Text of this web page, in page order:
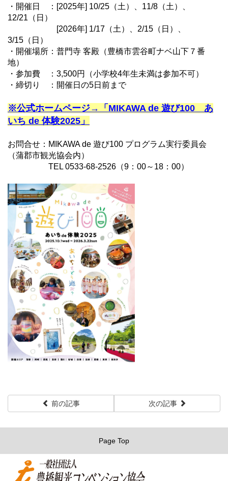
・開催日 ：[2025年] 10/25（土）、11/8（土）、
12/21（日）
[2026年] 1/17（土）、2/15（日）、
3/15（日）
・開催場所：普門寺 客殿（豊橋市雲谷町ナベ山下７番
地）
・参加費 ：3,500円（小学校4年生未満は参加不可）
・締切り ：開催日の5日前まで
※公式ホームページ→「MIKAWA de 遊び100 あ
いち de 体験2025」
お問合せ：MIKAWA de 遊び100 プログラム実行委員会
（蒲郡市観光協会内）
TEL 0533-68-2526（9：00～18：00）
前の記事 次の記事
Page Top